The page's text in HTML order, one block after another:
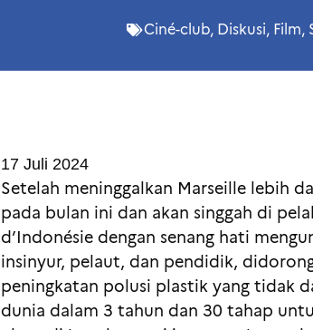
Ciné-club, Diskusi, Film,
17 Juli 2024
Setelah meninggalkan Marseille lebih
pada bulan ini dan akan singgah di
d’Indonésie dengan senang hati
insinyur, pelaut, dan pendidik,
peningkatan polusi plastik yang tidak
dunia dalam 3 tahun dan 30 tahap